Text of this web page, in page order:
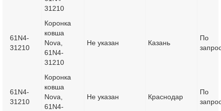
31210
61N4-
31210
Коронка
ковша
Nova,
61N4-
31210
Не указан Казань
По
61N4-
31210
Коронка
ковша
Nova,
61N4-
Не указан Краснодар
По